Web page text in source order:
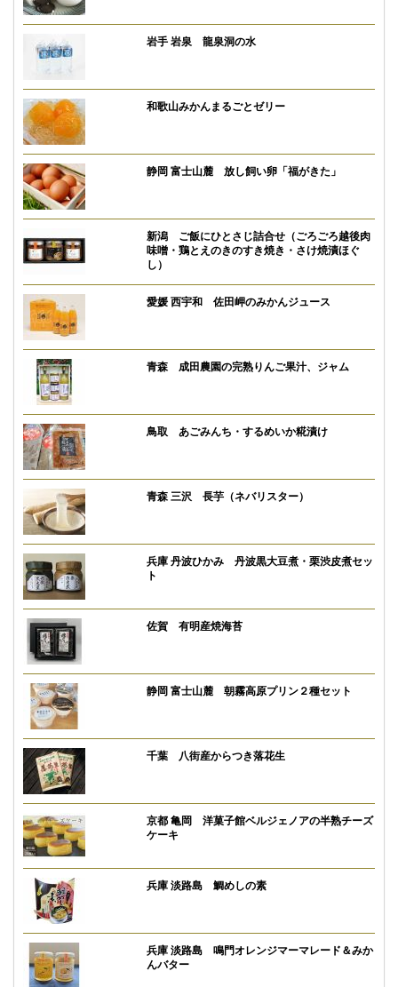
岩手 岩泉 龍泉洞の水
和歌山みかんまるごとゼリー
静岡 富士山麓 放し飼い卵「福がきた」
新潟 ご飯にひとさじ詰合せ（ごろごろ越後肉
味噌・鶏とえのきのすき焼き・さけ焼漬ほぐ
し）
愛媛 西宇和 佐田岬のみかんジュース
青森 成田農園の完熟りんご果汁、ジャム
鳥取 あごみんち・するめいか糀漬け
青森 三沢 長芋（ネバリスター）
兵庫 丹波ひかみ 丹波黒大豆煮・栗渋皮煮セッ
ト
佐賀 有明産焼海苔
静岡 富士山麓 朝霧高原プリン２種セット
千葉 八街産からつき落花生
京都 亀岡 洋菓子館ベルジェノアの半熟チーズ
ケーキ
兵庫 淡路島 鯛めしの素
兵庫 淡路島 鳴門オレンジマーマレード＆みか
んバター